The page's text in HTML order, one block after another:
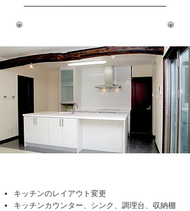
キッチンのレイアウト変更
キッチンカウンター、シンク、調理台、収納棚